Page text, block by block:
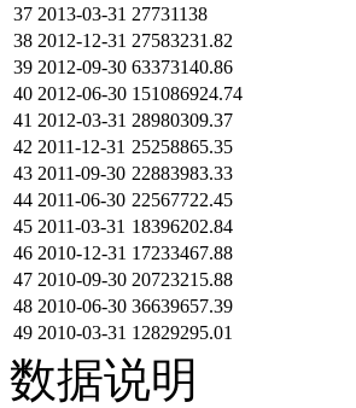
37 2013-03-31 27731138
38 2012-12-31 27583231.82
39 2012-09-30 63373140.86
40 2012-06-30 151086924.74
41 2012-03-31 28980309.37
42 2011-12-31 25258865.35
43 2011-09-30 22883983.33
44 2011-06-30 22567722.45
45 2011-03-31 18396202.84
46 2010-12-31 17233467.88
47 2010-09-30 20723215.88
48 2010-06-30 36639657.39
49 2010-03-31 12829295.01
数据说明